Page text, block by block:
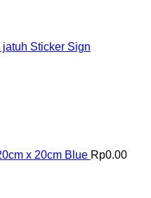
Sticker Sign
x 20cm Blue Rp0.00